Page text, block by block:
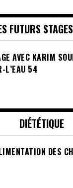
FUTURS
AVEC KARIM
L’EAU 54
DIÉTÉTIQUE
DES